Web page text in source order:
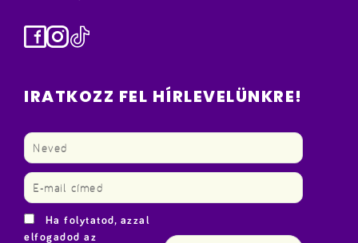
Facebook
Instagram
TikTok
IRATKOZZ FEL HÍRLEVELÜNKRE!
Ha folytatod, azzal
elfogadod az